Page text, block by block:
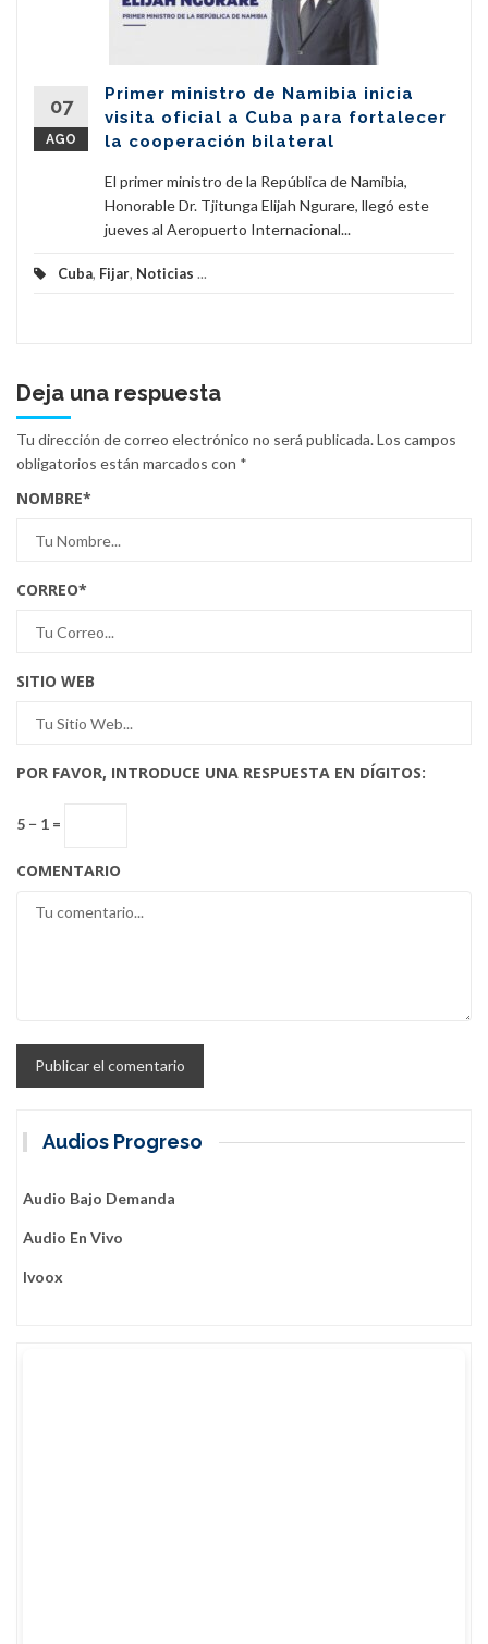
07
AGO
Primer ministro de Namibia inicia
visita oficial a Cuba para fortalecer
la cooperación bilateral
El primer ministro de la República de Namibia,
Honorable Dr. Tjitunga Elijah Ngurare, llegó este
jueves al Aeropuerto Internacional...
Cuba, Fijar, Noticias ...
Deja una respuesta
Tu dirección de correo electrónico no será publicada.Los campos
obligatorios están marcados con *
NOMBRE*
CORREO*
SITIO WEB
POR FAVOR, INTRODUCE UNA RESPUESTA EN DÍGITOS:
5 − 1 =
COMENTARIO
Audios Progreso
Audio Bajo Demanda
Audio En Vivo
Ivoox